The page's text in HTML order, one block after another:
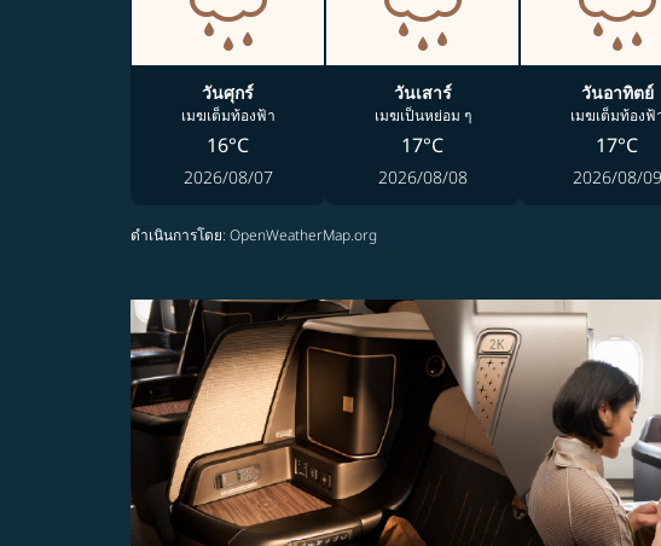
วันศุกร์
เมฆเต็มท้องฟ้า
16°C
2026/08/07
วันเสาร์
เมฆเป็นหย่อม ๆ
17°C
2026/08/08
วันอาทิตย์
เมฆเต็มท้องฟ้
17°C
2026/08/09
ดำเนินการโดย: OpenWeatherMap.org